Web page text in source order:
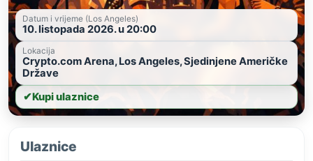
Datum i vrijeme (Los Angeles)
10. listopada 2026. u 20:00
Lokacija
Crypto.com Arena, Los Angeles, Sjedinjene Američke
Države
✔Kupi ulaznice
Ulaznice